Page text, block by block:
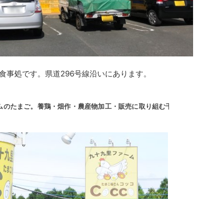
処です。県道296号線沿いにあります。